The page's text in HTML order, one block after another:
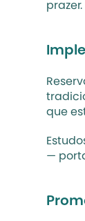
que
—